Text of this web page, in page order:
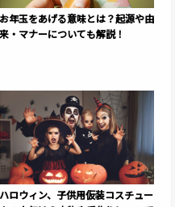
お年玉をあげる意味とは？起源や由
来・マナーについても解説！
ハロウィン、子供用仮装コスチュー